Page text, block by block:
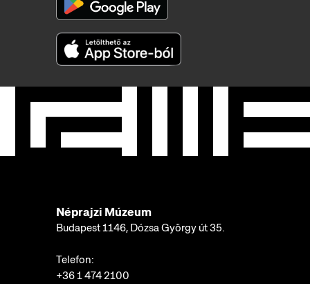
Néprajzi Múzeum
Budapest 1146, Dózsa György út 35.
Telefon:
+36 1 474 2100